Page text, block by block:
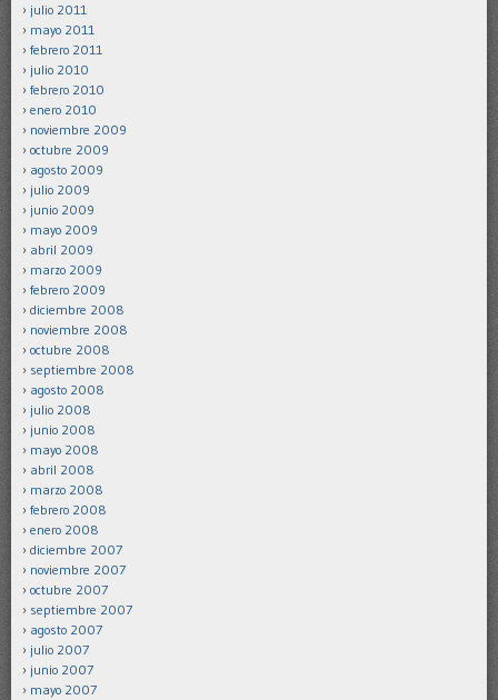
julio 2011
mayo 2011
febrero 2011
julio 2010
febrero 2010
enero 2010
noviembre 2009
octubre 2009
agosto 2009
julio 2009
junio 2009
mayo 2009
abril 2009
marzo 2009
febrero 2009
diciembre 2008
noviembre 2008
octubre 2008
septiembre 2008
agosto 2008
julio 2008
junio 2008
mayo 2008
abril 2008
marzo 2008
febrero 2008
enero 2008
diciembre 2007
noviembre 2007
octubre 2007
septiembre 2007
agosto 2007
julio 2007
junio 2007
mayo 2007